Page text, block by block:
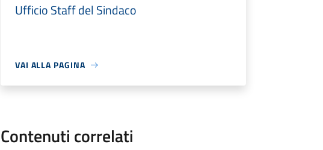
Ufficio Staff del Sindaco
VAI ALLA PAGINA
Contenuti correlati